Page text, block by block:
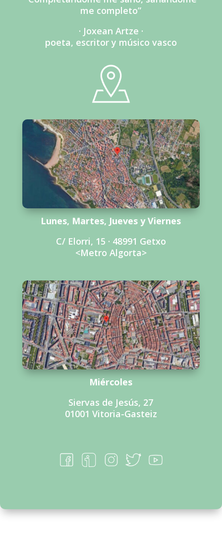
me completo”
· Joxean Artze ·
poeta, escritor y músico vasco
Lunes, Martes, Jueves y Viernes
C/ Elorri, 15 · 48991 Getxo
<Metro Algorta>
Miércoles
Siervas de Jesús, 27
01001 Vitoria-Gasteiz